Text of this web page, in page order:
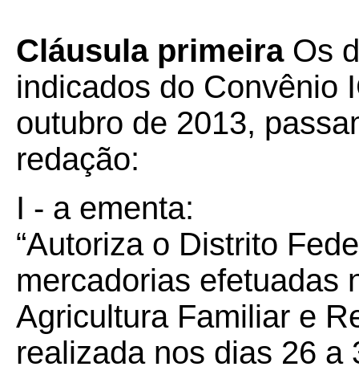
Cláusula primeiraOs
indicados do Convênio
outubro de 2013,
redação:
I - a ementa:
“Autoriza o Distrito
mercadorias efetuadas
Agricultura Familiar e
realizada nos dias 26 a